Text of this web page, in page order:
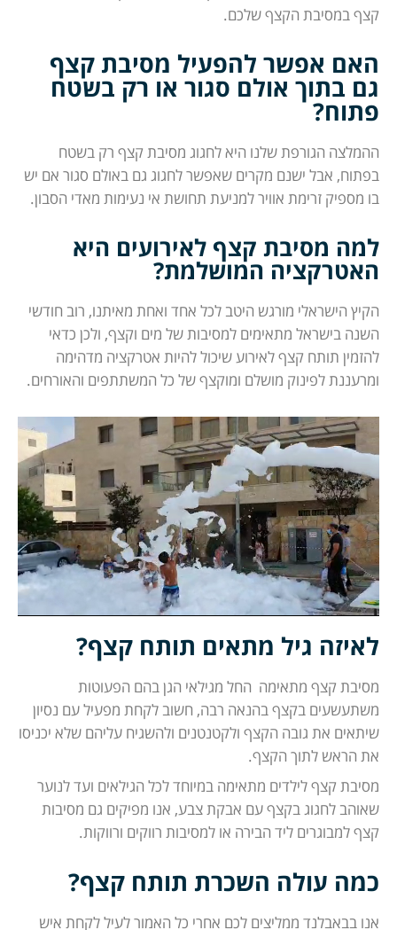
קצף במסיבת הקצף שלכם.
האם אפשר להפעיל מסיבת קצף
גם בתוך אולם סגור או רק בשטח
פתוח?
ההמלצה הגורפת שלנו היא לחגוג מסיבת קצף רק בשטח
בפתוח, אבל ישנם מקרים שאפשר לחגוג גם באולם סגור אם יש
בו מספיק זרימת אוויר למניעת תחושת אי נעימות מאדי הסבון.
למה מסיבת קצף לאירועים היא
האטרקציה המושלמת?
הקיץ הישראלי מורגש היטב לכל אחד ואחת מאיתנו, רוב חודשי
השנה בישראל מתאימים למסיבות של מים וקצף, ולכן כדאי
להזמין תותח קצף לאירוע שיכול להיות אטרקציה מדהימה
ומרעננת לפינוק מושלם ומוקצף של כל המשתתפים והאורחים.
לאיזה גיל מתאים תותח קצף?
מסיבת קצף מתאימה החל מגילאי הגן בהם הפעוטות
משתעשעים בקצף בהנאה רבה, חשוב לקחת מפעיל עם נסיון
שיתאים את גובה הקצף ולקטנטנים ולהשגיח עליהם שלא יכניסו
את הראש לתוך הקצף.
מסיבת קצף לילדים מתאימה במיוחד לכל הגילאים ועד לנוער
שאוהב לחגוג בקצף עם אבקת צבע, אנו מפיקים גם מסיבות
קצף למבוגרים ליד הבירה או למסיבות רווקים ורווקות.
כמה עולה השכרת תותח קצף?
אנו בבאבלנד ממליצים לכם אחרי כל האמור לעיל לקחת איש